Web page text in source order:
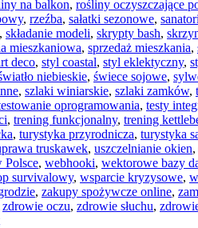
na balkon, rośliny oczyszczające
, rzeźba, sałatki sezonowe,
, składanie modeli, skrypty bash,
mieszkaniowa, sprzedaż mieszkania,
deco, styl coastal, styl eklektyczny,
niebieskie, świece sojowe,
, szlaki winiarskie, szlaki zamków,
oprogramowania, testy
, trening funkcjonalny, trening
, turystyka przyrodnicza, turystyka
truskawek, uszczelnianie okien,
Polsce, webhooki, wektorowe bazy
survivalowy, wsparcie kryzysowe,
, zakupy spożywcze online,
zdrowie oczu, zdrowie słuchu,